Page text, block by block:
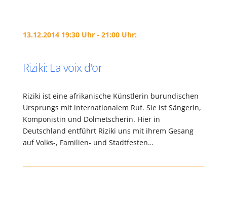
13.12.2014 19:30 Uhr - 21:00 Uhr:
Riziki: La voix d'or
Riziki ist eine afrikanische Künstlerin burundischen
Ursprungs mit internationalem Ruf. Sie ist Sängerin,
Komponistin und Dolmetscherin. Hier in
Deutschland entführt Riziki uns mit ihrem Gesang
auf Volks-, Familien- und Stadtfesten…